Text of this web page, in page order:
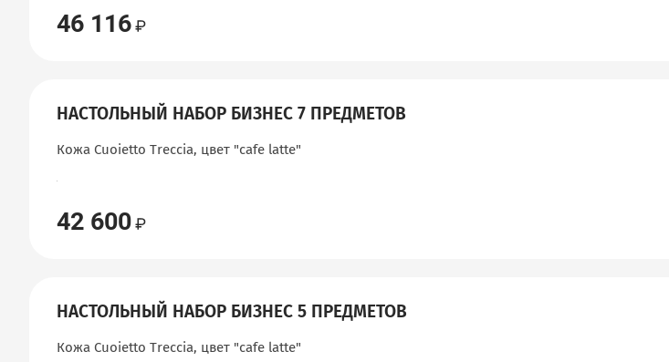
46 116
НАСТОЛЬНЫЙ НАБОР БИЗНЕС 7 ПРЕДМЕТОВ
Кожа Cuoietto Treccia, цвет "сafe latte"
42 600
НАСТОЛЬНЫЙ НАБОР БИЗНЕС 5 ПРЕДМЕТОВ
Кожа Cuoietto Treccia, цвет "сafe latte"